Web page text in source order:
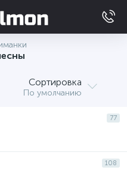
Сортировка
По умолчанию
77
108